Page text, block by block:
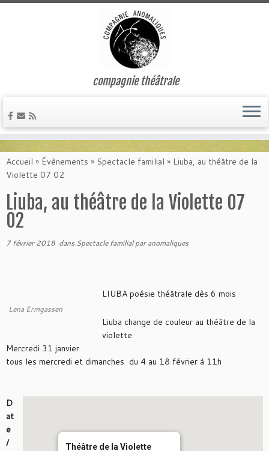
au
contenu
compagnie théâtrale
Accueil » Évènements » Spectacle familial » Liuba, au théâtre de la
Violette 07 02
Liuba, au théâtre de la Violette 07
02
7 février 2018 dans Spectacle familialparanomaliques
Lena Ermgassen
LIUBA poésie théâtrale dès 6 mois
Liuba change de couleur au théâtre de la
violette
Mercredi 31 janvier
tous les mercredi et dimanches du 4 au 18 février à 11h
Théâtre de la Violette
D
at
e
/